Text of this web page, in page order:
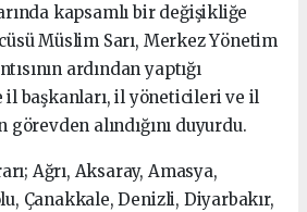
kapsamlı bir değişikliğe
Müslim Sarı, Merkez Yönetim
ardından yaptığı
il başkanları, il yöneticileri ve il
alındığını duyurdu.
Ağrı, Aksaray, Amasya,
Çanakkale, Denizli, Diyarbakır,